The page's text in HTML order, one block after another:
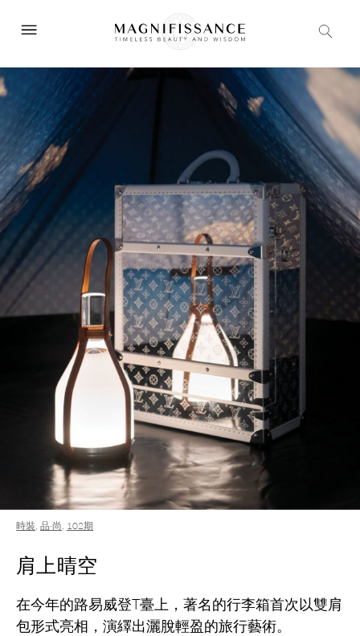
時裝, 品·尚, 102期
肩上晴空
在今年的路易威登T臺上，著名的行李箱首次以雙肩
包形式亮相，演繹出灑脫輕盈的旅行藝術。